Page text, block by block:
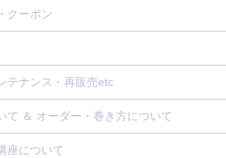
クーポン
テナンス・再販売etc
て ＆ オーダー・巻き方について
座について